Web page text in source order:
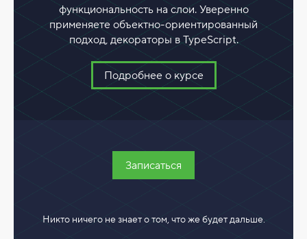
функциональность на слои. Уверенно
применяете объектно-ориентированный
подход, декораторы в TypeScript.
Подробнее о курсе
Записаться
Никто ничего не знает о том, что же будет дальше.